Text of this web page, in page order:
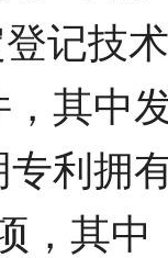
记技
其中
利拥
，其